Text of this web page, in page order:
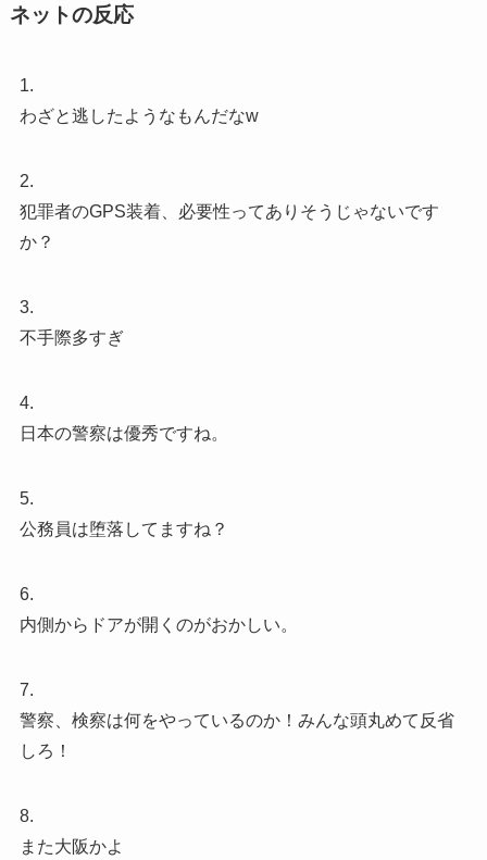
ネットの反応
1.
わざと逃したようなもんだなw
2.
犯罪者のGPS装着、必要性ってありそうじゃないです
か？
3.
不手際多すぎ
4.
日本の警察は優秀ですね。
5.
公務員は堕落してますね？
6.
内側からドアが開くのがおかしい。
7.
警察、検察は何をやっているのか！みんな頭丸めて反省
しろ！
8.
また大阪かよ